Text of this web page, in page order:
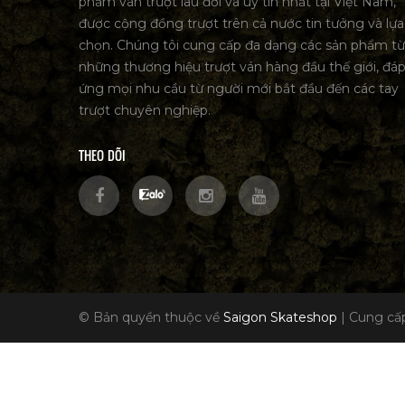
JESSUP
SKATE MENTAL
PRIMITIVE
PLAN B
MOB
được cộng đồng trượt trên cả nước tin tưởng và lựa
chọn. Chúng tôi cung cấp đa dạng các sản phẩm từ
những thương hiệu trượt ván hàng đầu thế giới, đáp
ứng mọi nhu cầu từ người mới bắt đầu đến các tay
trượt chuyên nghiệp.
THEO DÕI
© Bản quyền thuộc về Saigon Skateshop | Cung